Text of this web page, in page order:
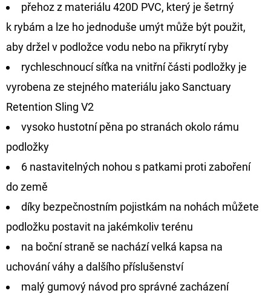
přehoz z materiálu 420D PVC, který je šetrný
k rybám a lze ho jednoduše umýt může být použit,
aby držel v podložce vodu nebo na přikrytí ryby
rychleschnoucí síťka na vnitřní části podložky je
vyrobena ze stejného materiálu jako Sanctuary
Retention Sling V2
vysoko hustotní pěna po stranách okolo rámu
podložky
6 nastavitelných nohou s patkami proti zaboření
do země
díky bezpečnostním pojistkám na nohách můžete
podložku postavit na jakémkoliv terénu
na boční straně se nachází velká kapsa na
uchování váhy a dalšího příslušenství
malý gumový návod pro správné zacházení